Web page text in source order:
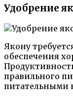
Удобрение
Якону
обеспечения
правильного
питательными